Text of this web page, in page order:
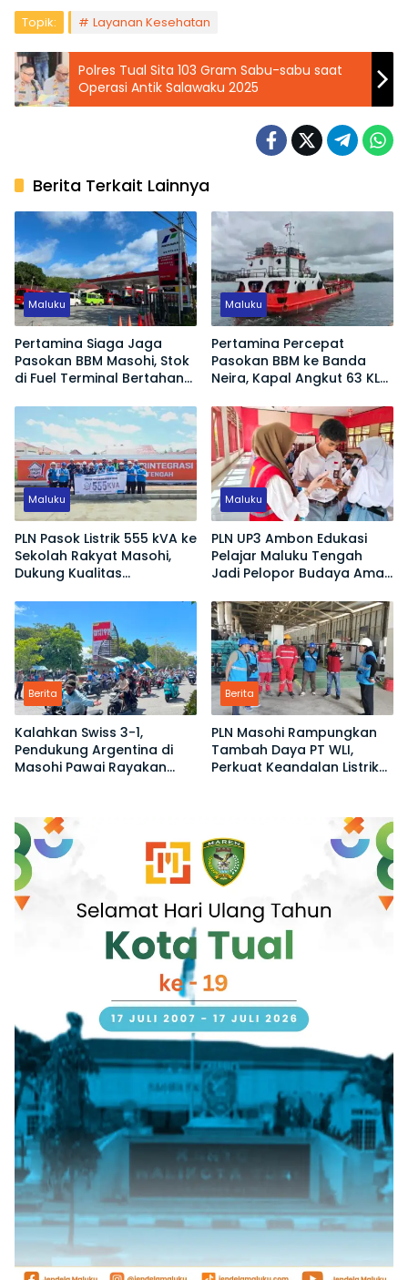
Topik: Layanan Kesehatan
Polres Tual Sita 103 Gram Sabu-sabu saat
Operasi Antik Salawaku 2025
Berita Terkait Lainnya
Maluku
Pertamina Siaga Jaga
Pasokan BBM Masohi, Stok
di Fuel Terminal Bertahan
Maluku
Pertamina Percepat
Pasokan BBM ke Banda
Neira, Kapal Angkut 63 KL
Maluku
PLN Pasok Listrik 555 kVA ke
Sekolah Rakyat Masohi,
Dukung Kualitas
Tengah
Maluku
PLN UP3 Ambon Edukasi
Pelajar Maluku Tengah
Jadi Pelopor Budaya Aman
Berita
Kalahkan Swiss 3-1,
Pendukung Argentina di
Masohi Pawai Rayakan
Berita
PLN Masohi Rampungkan
Tambah Daya PT WLI,
Perkuat Keandalan Listrik